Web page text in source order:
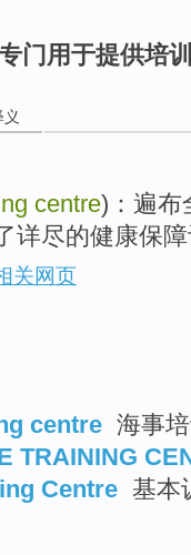
门用于提供培
centre)：遍布
详尽的健康保
关网页
centre 海事
TRAINING
Centre 基本